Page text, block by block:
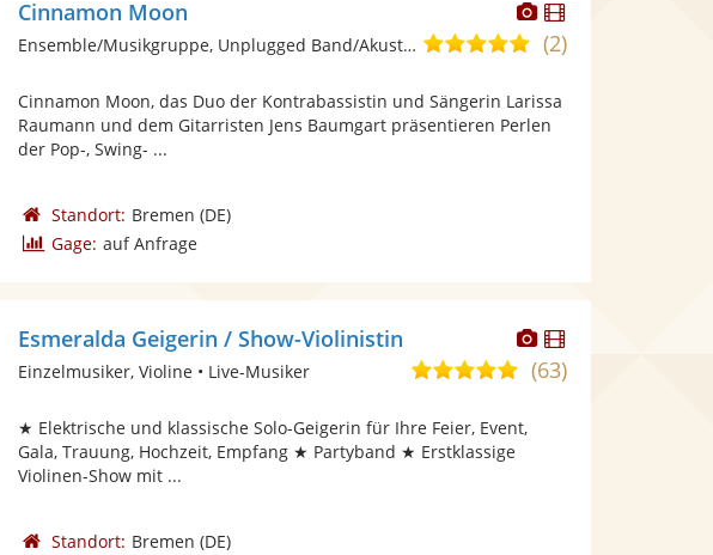
Dieser
Künstler
stellt
bereit.
Dieser
Künstler
Cinnamon Moon
5,0
5
Sternen
(2)
Ensemble/Musikgruppe, Unplugged Band/Akustik Band • Live-Musiker
Cinnamon Moon, das Duo der Kontrabassistin und Sängerin Larissa
Raumann und dem Gitarristen Jens Baumgart präsentieren Perlen
der Pop-, Swing- ...
Standort: Bremen (DE)
Gage: auf Anfrage
Dieser
Künstler
stellt
Dieser
Künstler
Esmeralda Geigerin / Show-Violinistin
5,0
5
(63)
Einzelmusiker, Violine • Live-Musiker
★ Elektrische und klassische Solo-Geigerin für Ihre Feier, Event,
Gala, Trauung, Hochzeit, Empfang ★ Partyband ★ Erstklassige
Violinen-Show mit ...
Standort: Bremen (DE)